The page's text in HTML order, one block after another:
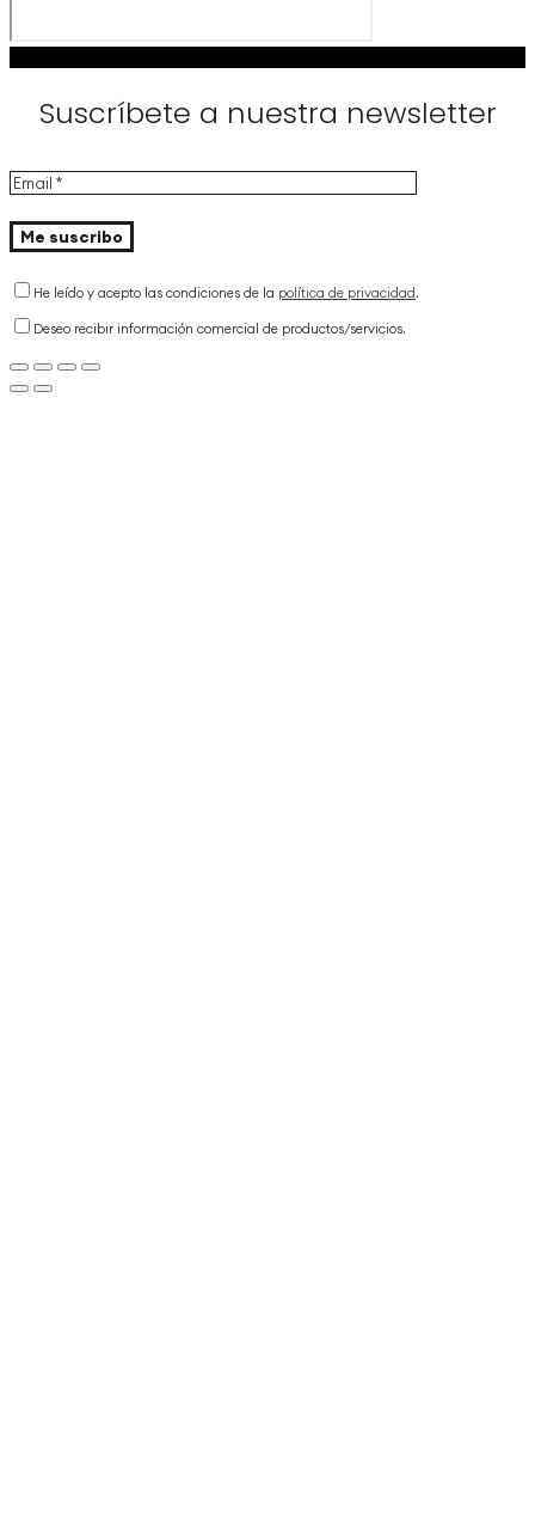
Suscríbete a nuestra newsletter
He leído y acepto las condiciones de la política de privacidad.
Deseo recibir información comercial de productos/servicios.